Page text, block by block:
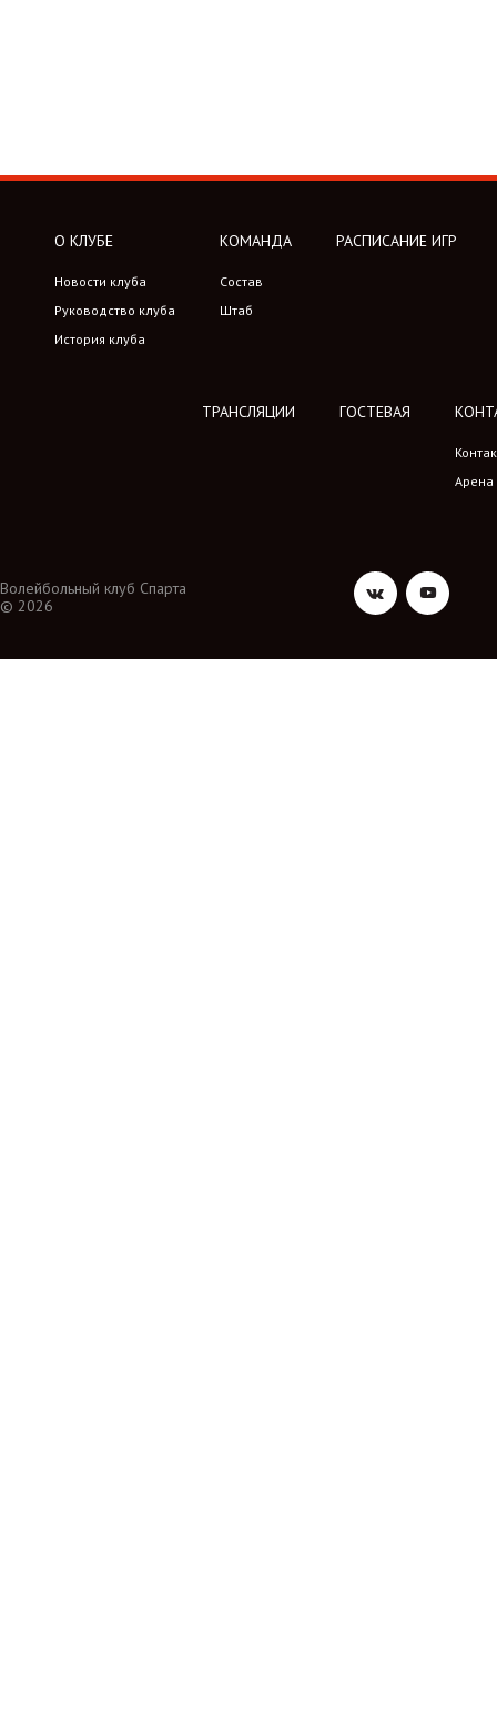
О КЛУБЕ
Новости клуба
Руководство клуба
История клуба
КОМАНДА
Состав
Штаб
РАСПИСАНИЕ ИГР
ТРАНСЛЯЦИИ ГОСТЕВАЯ
Арена
Волейбольный клуб Спарта
© 2026